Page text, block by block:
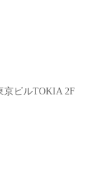
京ビルTOKIA 2F